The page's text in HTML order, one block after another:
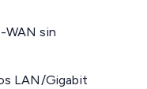
WAN sin
LAN/Gigabit